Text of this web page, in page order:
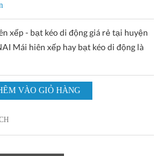
xếp - bạt kéo di động giá rẻ tại huyện
Mái hiên xếp hay bạt kéo di động là